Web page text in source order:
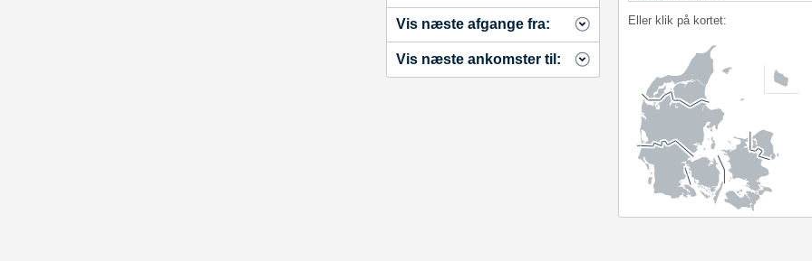
Vis næste afgange fra:
Vis næste ankomster til:
Eller klik på kortet: